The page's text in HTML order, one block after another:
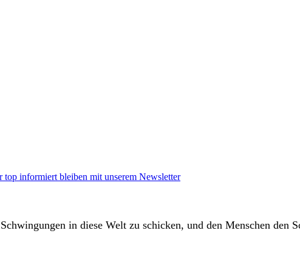
top informiert bleiben mit unserem Newsletter
in diese Welt zu schicken, und den Menschen den